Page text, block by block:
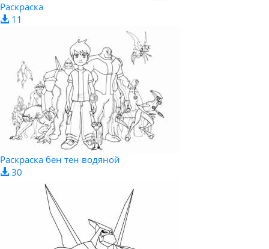
Раскраска
11
Раскраска бен тен водяной
30